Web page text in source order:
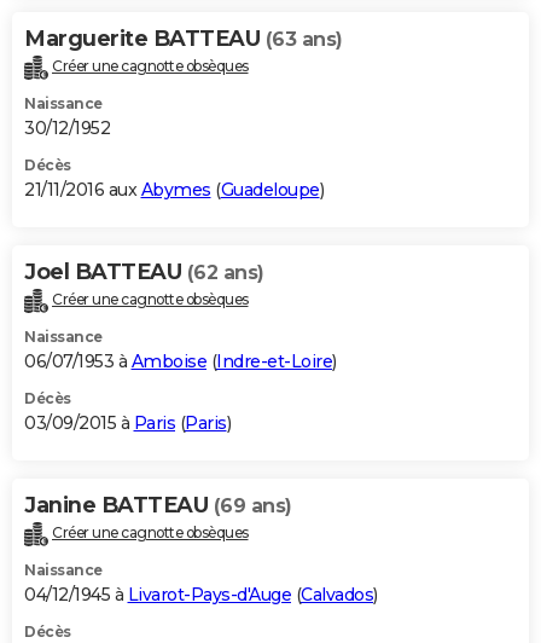
Marguerite BATTEAU (63 ans)
Créer une cagnotte obsèques
Naissance
30/12/1952
Décès
21/11/2016 auxAbymes (Guadeloupe)
Joel BATTEAU (62 ans)
Créer une cagnotte obsèques
Naissance
06/07/1953 à Amboise (Indre-et-Loire)
Décès
03/09/2015 à Paris (Paris)
Janine BATTEAU (69 ans)
Créer une cagnotte obsèques
Naissance
04/12/1945 à Livarot-Pays-d'Auge (Calvados)
Décès